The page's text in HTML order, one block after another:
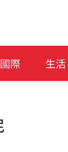
國際 生活